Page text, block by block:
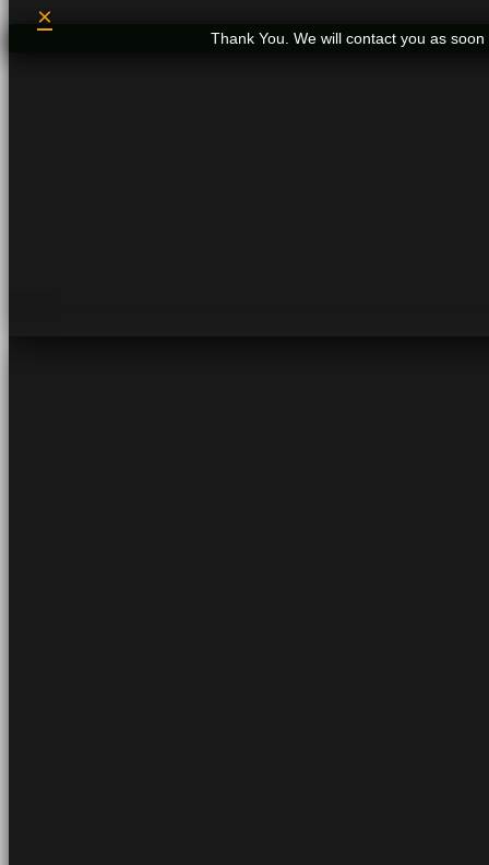
×
Thank You. We will contact you as